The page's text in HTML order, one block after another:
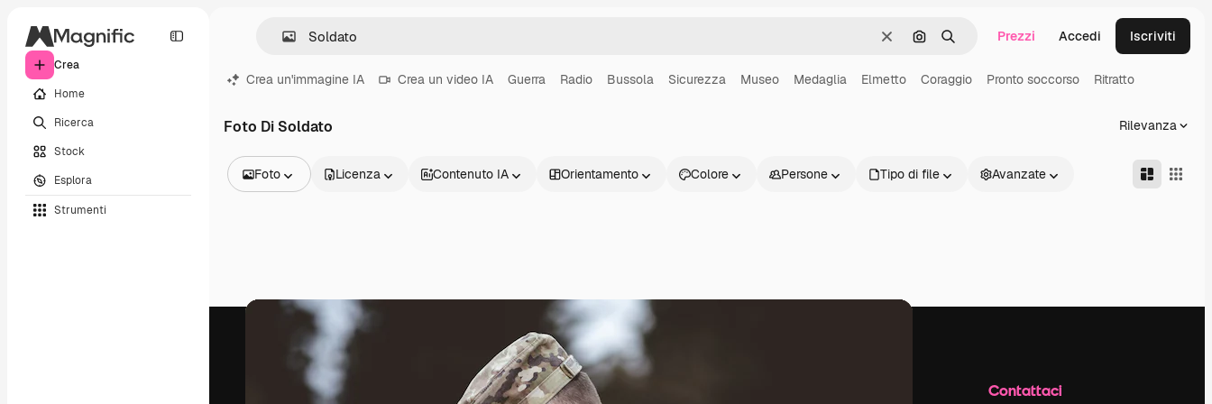
Crea
Home
Ricerca
Stock
Esplora
Strumenti
CancellaCerca per immagine
Ricerca Prezzi Accedi Iscriviti
Crea un'immagine IA Crea un video IA Guerra Radio Bussola Sicurezza Museo Medaglia Elmetto Coraggio Pronto soccorso Ritratto
Foto Di Soldato Rilevanza
Foto
Video
Motion graphic
Modelli di video
Licenza Contenuto IA Orientamento Colore Persone Tipo di file Avanzate
Prodotti Contattaci